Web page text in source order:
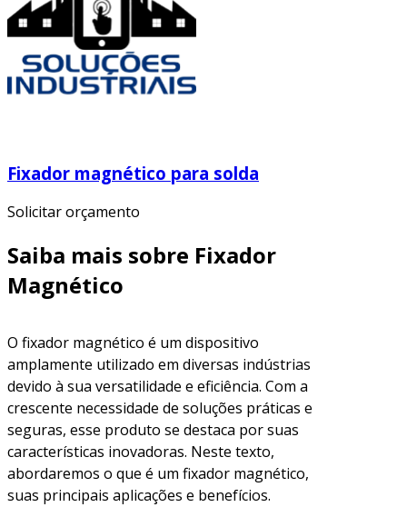
Fixador magnético para solda
Solicitar orçamento
Saiba mais sobre Fixador
Magnético
O fixador magnético é um dispositivo
amplamente utilizado em diversas indústrias
devido à sua versatilidade e eficiência. Com a
crescente necessidade de soluções práticas e
seguras, esse produto se destaca por suas
características inovadoras. Neste texto,
abordaremos o que é um fixador magnético,
suas principais aplicações e benefícios.